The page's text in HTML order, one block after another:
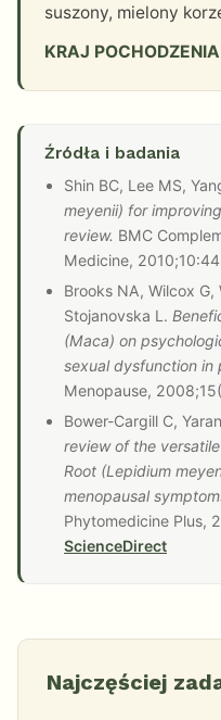
suszony, mielony
KRAJ
Źródła i badania
Shin BC, Lee MS,
meyenii) for
review. BMC
Medicine,
Brooks NA, Wilcox G,
Stojanovska L.
(Maca) on
sexual dysfunction in
Menopause,
Bower-Cargill C,
review of the
Root (Lepidium
menopausal
Phytomedicine Plus,
ScienceDirect
Najczęściej